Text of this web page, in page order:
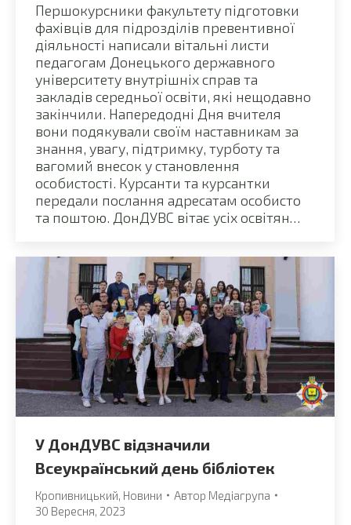
Першокурсники факультету підготовки
фахівців для підрозділів превентивної
діяльності написали вітальні листи
педагогам Донецького державного
університету внутрішніх справ та
закладів середньої освіти, які нещодавно
закінчили. Напередодні Дня вчителя
вони подякували своїм наставникам за
знання, увагу, підтримку, турботу та
вагомий внесок у становлення
особистості. Курсанти та курсантки
передали послання адресатам особисто
та поштою. ДонДУВС вітає усіх освітян…
У ДонДУВС відзначили
Всеукраїнський день бібліотек
Кропивницький Новини Автор Медіагрупа
30 Вересня, 2023